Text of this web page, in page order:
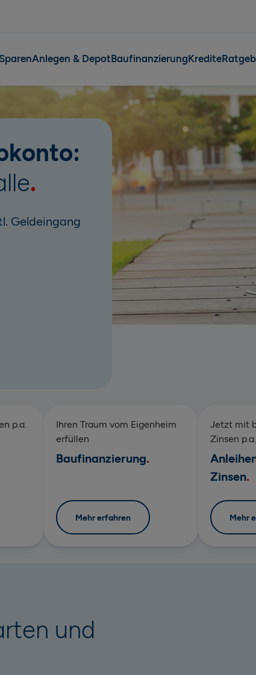
Anlegen & DepotBaufinanzierungKredite
Geldeingang
p.a.
Ihren Traum vom Eigenheim
erfüllen
Baufinanzierung
Mehr erfahren
Jetzt mit
Zinsen p.a.
Zinsen
Mehr
und